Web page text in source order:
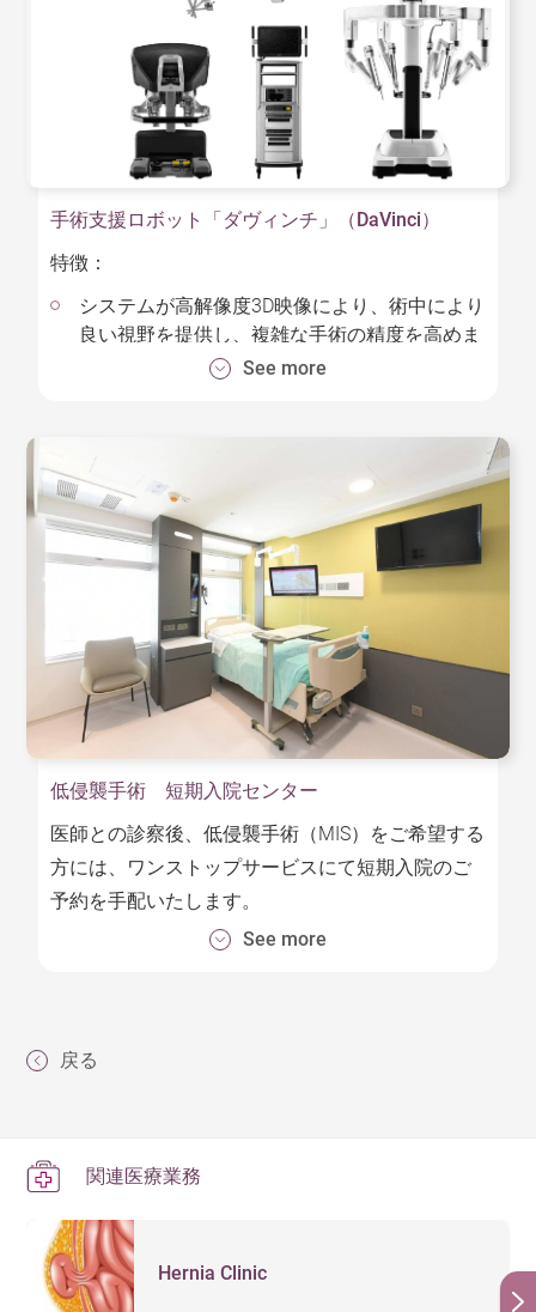
success rate for knee replacement procedures.
画像を可視化する装置です。この二つのシステム
を連動させることで、低侵襲脊椎手術や複雑な脳
神経外科手術など高精度が要求される手術がより
安全にできるようになりました。
特徴：
高精度：リアルタイムの3D画像により高精度な
高い有効性：インプラントを入れる経路を事前
上に貢献します。
撮影の必要回数が減り、それに伴い患者や医療
チームの被爆量も低減できます。
手術支援ロボット「ダヴィンチ」（DaVinci）
特徴：
システムが高解像度3D映像により、術中により
良い視野を提供し、複雑な手術の精度を高めま
動きに反応します。より精密な操作、より良い
視覚化で、より良い結果が得られます。
広い範囲にわたる低侵襲手術が可能になったこ
とで外科医療の効率性と安全性を向上させま
す。
手術支援ロボット「ダヴィンチDa Vinci Si HD」の
構成：
１０倍ズームカメラを搭載した画像処理装置が高
解像度の３D画像を提供します。
ペイシェントカート：
ムと、鉗子を取り付ける3本のアームから成り立っ
See more
低侵襲手術 短期入院センター
医師との診察後、低侵襲手術（MIS）をご希望する
方には、ワンストップサービスにて短期入院のご
予約を手配いたします。
当院では、外科医、婦人科医、その他の専門医に
通常24時間以内に退院することができます。
See more
戻る
関連医療業務
Hernia Clinic